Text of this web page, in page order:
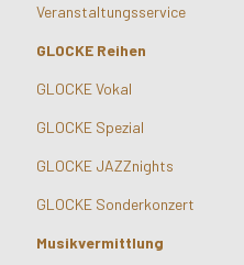
Veranstaltungsservice
GLOCKE Reihen
GLOCKE Vokal
GLOCKE Spezial
GLOCKE JAZZnights
GLOCKE Sonderkonzert
Musikvermittlung